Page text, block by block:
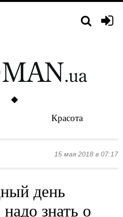
Красота
15 мая 2018 в 07:17
день
знать о